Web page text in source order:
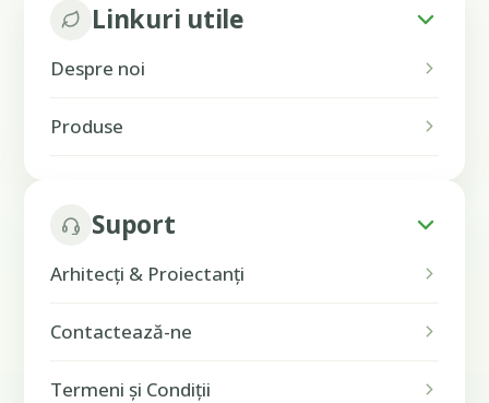
Linkuri utile
Despre noi
Produse
Suport
Arhitecți & Proiectanți
Contactează-ne
Termeni și Condiții